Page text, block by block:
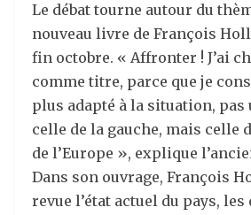
Le débat tourne autour du
nouveau livre de François
fin octobre. « Affronter ! J’ai
comme titre, parce que je
plus adapté à la situation,
celle de la gauche, mais celle
de l’Europe », explique
Dans son ouvrage, François
revue l’état actuel du pays,